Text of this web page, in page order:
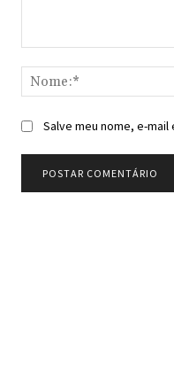
Salve meu nome, e-